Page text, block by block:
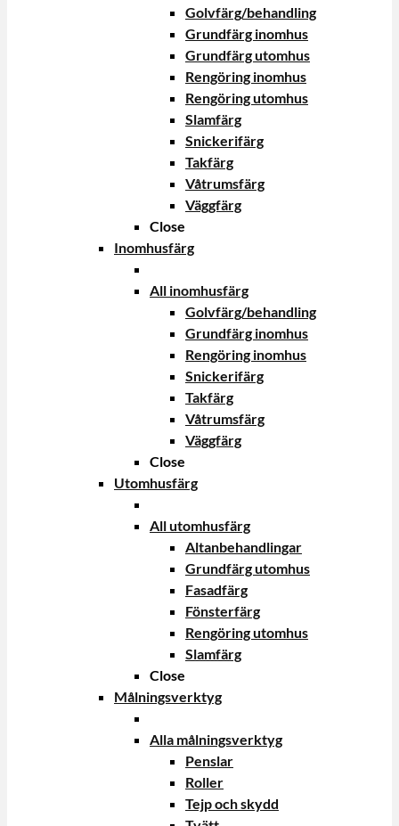
Golvfärg/behandling
Grundfärg inomhus
Grundfärg utomhus
Rengöring inomhus
Rengöring utomhus
Slamfärg
Snickerifärg
Takfärg
Våtrumsfärg
Väggfärg
Close
Inomhusfärg
All inomhusfärg
Golvfärg/behandling
Grundfärg inomhus
Rengöring inomhus
Snickerifärg
Takfärg
Våtrumsfärg
Väggfärg
Close
Utomhusfärg
All utomhusfärg
Altanbehandlingar
Grundfärg utomhus
Fasadfärg
Fönsterfärg
Rengöring utomhus
Slamfärg
Close
Målningsverktyg
Alla målningsverktyg
Penslar
Roller
Tejp och skydd